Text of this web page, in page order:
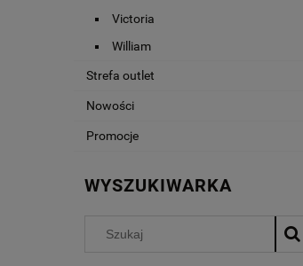
Victoria
William
Strefa outlet
Nowości
Promocje
WYSZUKIWARKA